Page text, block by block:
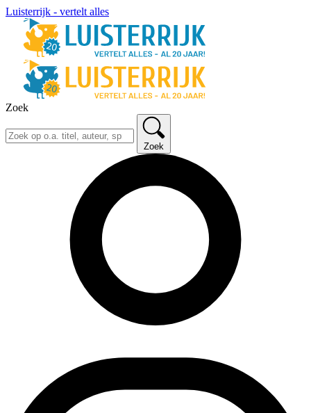
Luisterrijk - vertelt alles
Zoek
Zoek